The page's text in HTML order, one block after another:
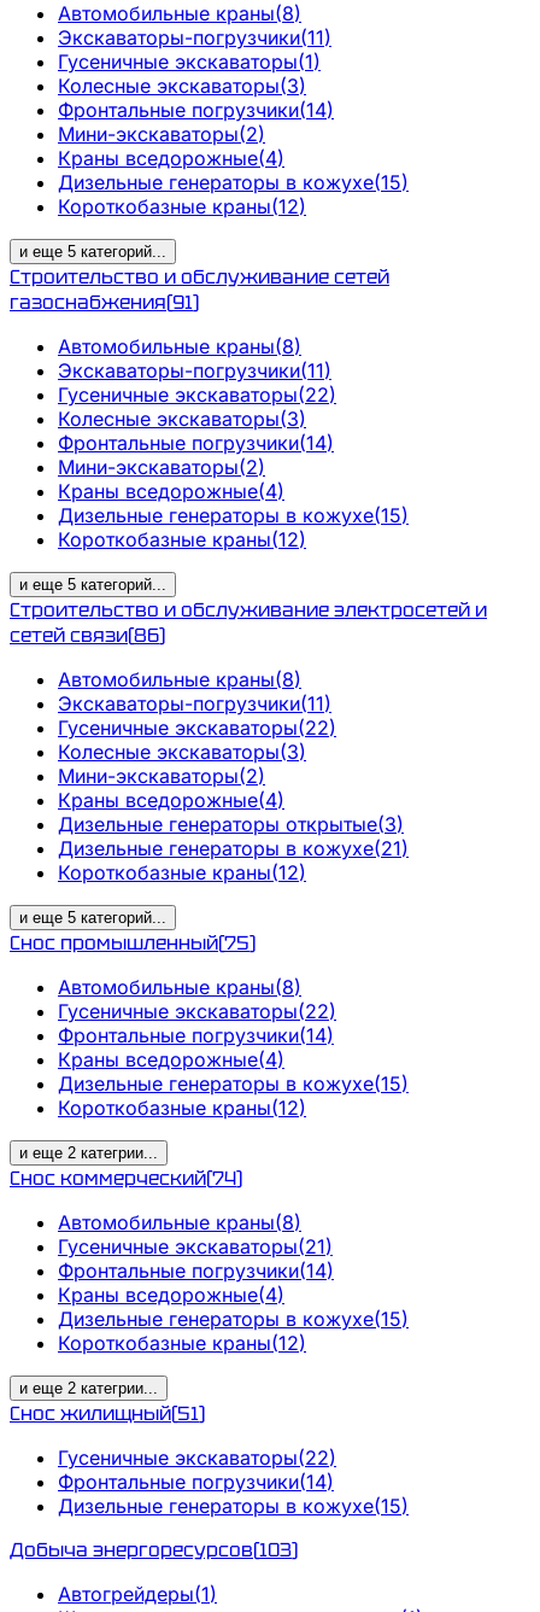
Автомобильные краны(8)
Экскаваторы-погрузчики(11)
Гусеничные экскаваторы(1)
Колесные экскаваторы(3)
Фронтальные погрузчики(14)
Мини-экскаваторы(2)
Краны вседорожные(4)
Дизельные генераторы в кожухе(15)
Короткобазные краны(12)
и еще 5 категорий...
Строительство и обслуживание сетей
газоснабжения(91)
Автомобильные краны(8)
Экскаваторы-погрузчики(11)
Гусеничные экскаваторы(22)
Колесные экскаваторы(3)
Фронтальные погрузчики(14)
Мини-экскаваторы(2)
Краны вседорожные(4)
Дизельные генераторы в кожухе(15)
Короткобазные краны(12)
и еще 5 категорий...
Строительство и обслуживание электросетей и
сетей связи(86)
Автомобильные краны(8)
Экскаваторы-погрузчики(11)
Гусеничные экскаваторы(22)
Колесные экскаваторы(3)
Мини-экскаваторы(2)
Краны вседорожные(4)
Дизельные генераторы открытые(3)
Дизельные генераторы в кожухе(21)
Короткобазные краны(12)
и еще 5 категорий...
Снос промышленный(75)
Автомобильные краны(8)
Гусеничные экскаваторы(22)
Фронтальные погрузчики(14)
Краны вседорожные(4)
Дизельные генераторы в кожухе(15)
Короткобазные краны(12)
и еще 2 категрии...
Снос коммерческий(74)
Автомобильные краны(8)
Гусеничные экскаваторы(21)
Фронтальные погрузчики(14)
Краны вседорожные(4)
Дизельные генераторы в кожухе(15)
Короткобазные краны(12)
и еще 2 категрии...
Снос жилищный(51)
Гусеничные экскаваторы(22)
Фронтальные погрузчики(14)
Дизельные генераторы в кожухе(15)
Добыча энергоресурсов(103)
Автогрейдеры(1)